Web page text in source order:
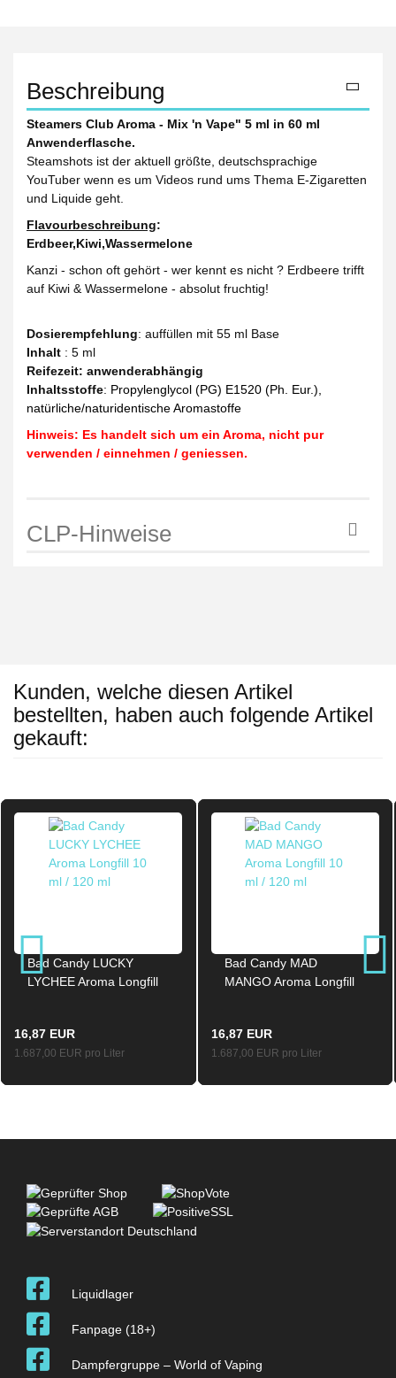
Beschreibung
Steamers Club Aroma - Mix 'n Vape" 5 ml in 60 ml
Anwenderflasche.
Steamshots ist der aktuell größte, deutschsprachige
YouTuber wenn es um Videos rund ums Thema E-Zigaretten
und Liquide geht.
Flavourbeschreibung:
Erdbeer,Kiwi,Wassermelone
Kanzi - schon oft gehört - wer kennt es nicht ? Erdbeere trifft
auf Kiwi & Wassermelone - absolut fruchtig!
Dosierempfehlung: auffüllen mit 55 ml Base
Inhalt : 5 ml
Reifezeit: anwenderabhängig
Inhaltsstoffe: Propylenglycol (PG) E1520 (Ph. Eur.),
natürliche/naturidentische Aromastoffe
Hinweis: Es handelt sich um ein Aroma, nicht pur
verwenden / einnehmen / geniessen.
CLP-Hinweise
Kunden, welche diesen Artikel
bestellten, haben auch folgende Artikel
gekauft:
Bad Candy LUCKY
LYCHEE Aroma Longfill
16,87 EUR
1.687,00 EUR pro Liter
Bad Candy MAD
MANGO Aroma Longfill
16,87 EUR
1.687,00 EUR pro Liter
Liquidlager
Fanpage (18+)
Dampfergruppe – World of Vaping